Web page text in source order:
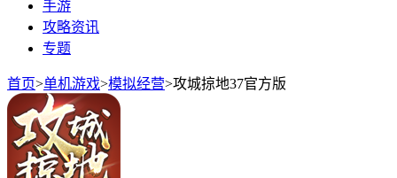
手游
攻略资讯
专题
首页>单机游戏>模拟经营>攻城掠地37官方版